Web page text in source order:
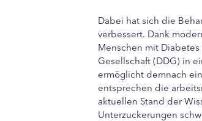
Dabei hat sich die
verbessert. Dank
Menschen mit
Gesellschaft (DDG) in
ermöglicht demnach
entsprechen die
aktuellen Stand der
Unterzuckerungen